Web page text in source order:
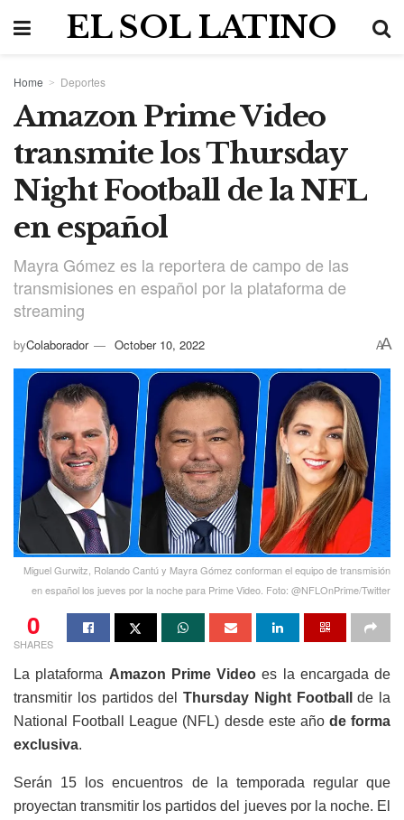
EL SOL LATINO
Home Deportes
Amazon Prime Video
transmite los Thursday
Night Football de la NFL
en español
Mayra Gómez es la reportera de campo de las
transmisiones en español por la plataforma de
streaming
byColaborador October 10, 2022 AA
Miguel Gurwitz, Rolando Cantú y Mayra Gómez conforman el equipo de transmisión
en español los jueves por la noche para Prime Video. Foto: @NFLOnPrime/Twitter
0
SHARES
La plataforma Amazon Prime Video es la encargada de
transmitir los partidos del Thursday Night Football
de la
National Football League (NFL) desde este año de forma
exclusiva.
Serán 15 los encuentros de la temporada regular que
proyectan transmitir los partidos del jueves por la noche. El